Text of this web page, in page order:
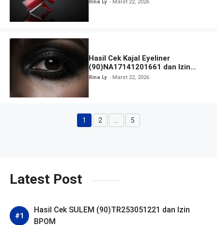
Rina Ly Maret 22, 2026
Hasil Cek Kajal Eyeliner
(90)NA17141201661 dan Izin
BPOM
Rina Ly Maret 22, 2026
Halaman
1 Halaman
2 5
Latest Post
Hasil Cek SULEM (90)TR253051221 dan Izin
BPOM